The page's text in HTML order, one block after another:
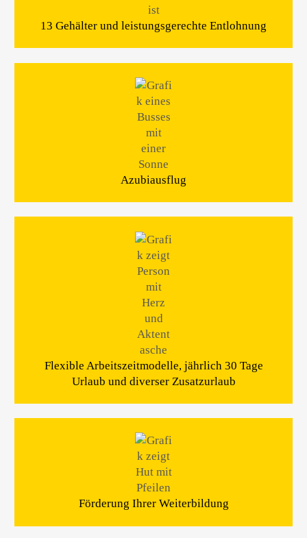
13 Gehälter und leistungsgerechte Entlohnung
Azubiausflug
Flexible Arbeitszeitmodelle, jährlich 30 Tage
Urlaub und diverser Zusatzurlaub
Förderung Ihrer Weiterbildung